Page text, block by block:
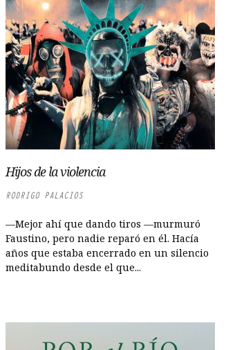
Hijos de la violencia
RODRIGO PALACIOS
—Mejor ahí que dando tiros —murmuró
Faustino, pero nadie reparó en él. Hacía
años que estaba encerrado en un silencio
meditabundo desde el que...